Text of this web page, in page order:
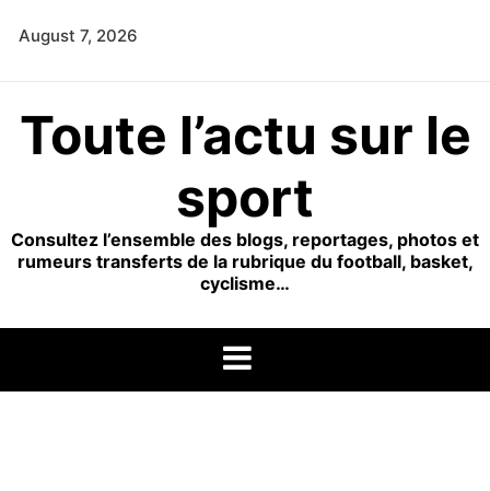
August 7, 2026
Toute l’actu sur le
sport
Consultez l’ensemble des blogs, reportages, photos et
rumeurs transferts de la rubrique du football, basket,
cyclisme…